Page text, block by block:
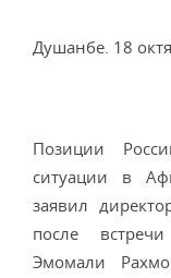
Душанбе. 18
Позиции
ситуации в
заявил
после
Эмомали